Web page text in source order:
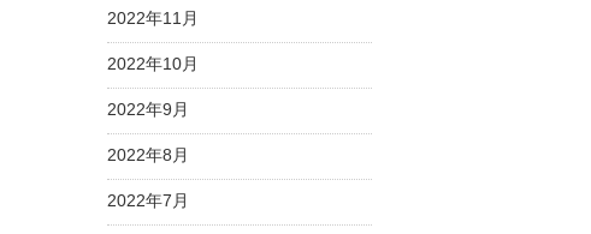
2022年11月
2022年10月
2022年9月
2022年8月
2022年7月